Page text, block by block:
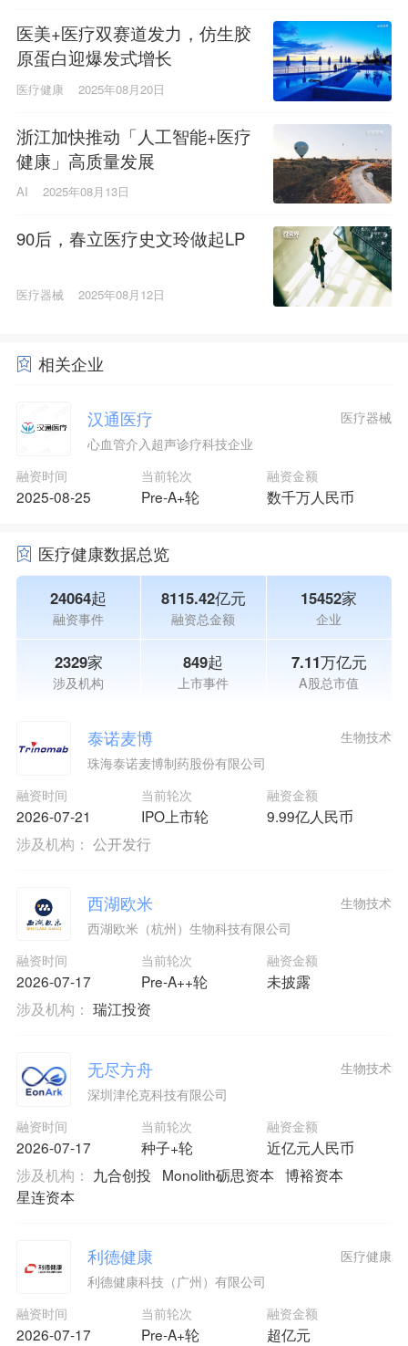
医美+医疗双赛道发力，仿生胶
原蛋白迎爆发式增长
医疗健康 2025年08月20日
浙江加快推动「人工智能+医疗
健康」高质量发展
AI 2025年08月13日
90后，春立医疗史文玲做起LP
医疗器械 2025年08月12日
相关企业
汉通医疗
心血管介入超声诊疗科技企业
医疗器械
融资时间
2025-08-25
当前轮次
Pre-A+轮
融资金额
数千万人民币
医疗健康数据总览
24064起
融资事件
8115.42亿元
融资总金额
15452家
企业
2329家
涉及机构
849起
上市事件
7.11万亿元
A股总市值
泰诺麦博
珠海泰诺麦博制药股份有限公司
融资时间
2026-07-21
当前轮次
IPO上市轮
融资金额
9.99亿人民币
生物技术
涉及机构： 公开发行
西湖欧米
西湖欧米（杭州）生物科技有限公司
融资时间
2026-07-17
当前轮次
Pre-A++轮
融资金额
未披露
生物技术
涉及机构： 瑞江投资
无尽方舟
深圳津伦克科技有限公司
融资时间
2026-07-17
当前轮次
种子+轮
融资金额
近亿元人民币
生物技术
涉及机构： 九合创投 Monolith砺思资本 博裕资本
星连资本
利德健康
利德健康科技（广州）有限公司
融资时间
2026-07-17
当前轮次
Pre-A+轮
融资金额
超亿元
医疗健康